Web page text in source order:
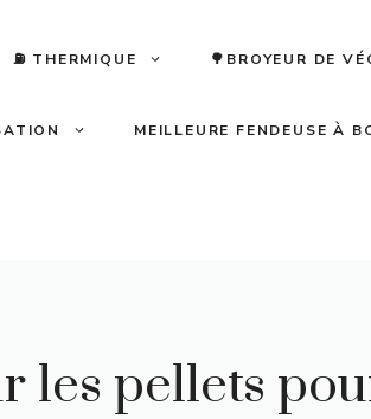
⛽️ THERMIQUE 🌳BROYEUR DE
MEILLEURE FENDEUSE À
les pellets